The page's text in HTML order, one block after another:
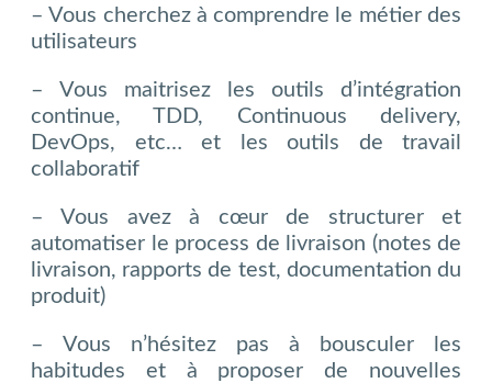
– Vous cherchez à comprendre le métier des
utilisateurs
– Vous maitrisez les outils d’intégration
continue, TDD, Continuous delivery,
DevOps, etc… et les outils de travail
collaboratif
– Vous avez à cœur de structurer et
automatiser le process de livraison (notes de
livraison, rapports de test, documentation du
produit)
– Vous n’hésitez pas à bousculer les
habitudes et à proposer de nouvelles